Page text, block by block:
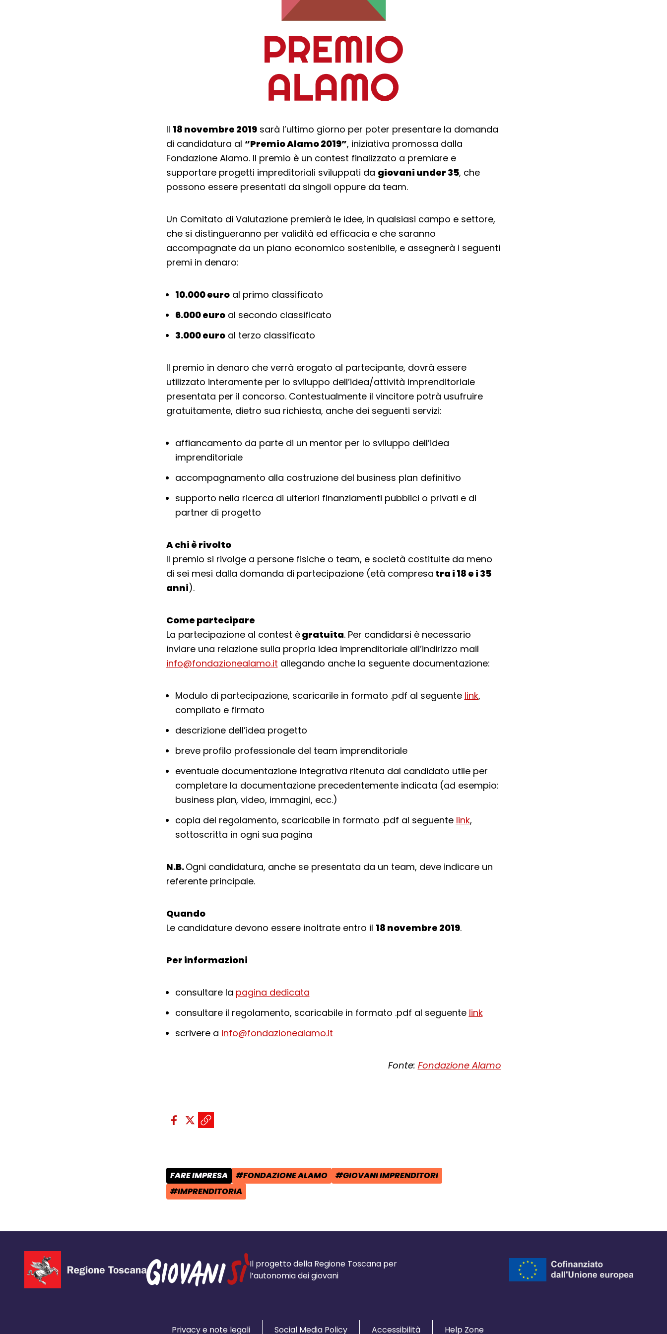
Il 18 novembre 2019sarà l’ultimo giorno per poter presentare la domanda
di candidatura al “Premio Alamo 2019”, iniziativa promossa dalla
Fondazione Alamo. Il premio è un contest finalizzato a premiare e
supportare progetti impreditoriali sviluppati da giovani under 35, che
possono essere presentati da singoli oppure da team.
Un Comitato di Valutazione premierà le idee, in qualsiasi campo e settore,
che si distingueranno per validità ed efficacia e che saranno
accompagnate da un piano economico sostenibile, e assegnerà i seguenti
premi in denaro:
10.000 euroal primo classificato
6.000 euroal secondo classificato
3.000 euroal terzo classificato
Il premio in denaro che verrà erogato al partecipante, dovrà essere
utilizzato interamente per lo sviluppo dell’idea/attività imprenditoriale
presentata per il concorso. Contestualmente il vincitore potrà usufruire
gratuitamente, dietro sua richiesta, anche dei seguenti servizi:
affiancamento da parte di un mentor per lo sviluppo dell’idea
imprenditoriale
accompagnamento alla costruzione del business plan definitivo
supporto nella ricerca di ulteriori finanziamenti pubblici o privati e di
partner di progetto
A chi è rivolto
Il premio si rivolge a persone fisiche o team, e società costituite da meno
di sei mesi dalla domanda di partecipazione (età compresa tra i 18 e i 35
anni).
Come partecipare
La partecipazione al contest ègratuita. Per candidarsi è necessario
inviare una relazione sulla propria idea imprenditoriale all’indirizzo mail
info@fondazionealamo.it allegando anche la seguente documentazione:
Modulo di partecipazione, scaricarile in formato .pdf al seguente link,
compilato e firmato
descrizione dell’idea progetto
breve profilo professionale del team imprenditoriale
eventuale documentazione integrativa ritenuta dal candidato utile per
completare la documentazione precedentemente indicata (ad esempio:
business plan, video, immagini, ecc.)
copia del regolamento, scaricabile in formato .pdf al seguente link,
sottoscritta in ogni sua pagina
N.B.Ogni candidatura, anche se presentata da un team, deve indicare un
referente principale.
Quando
Le candidature devono essere inoltrate entro il 18 novembre 2019.
Per informazioni
consultare la pagina dedicata
consultare il regolamento, scaricabile in formato .pdf al seguente link
scrivere a info@fondazionealamo.it
Fonte: Fondazione Alamo
Condividi sui social:
Condividi su Facebook - apre una nuova finestra del browser
Condividi su X - apre una nuova finestra del browser
Copia il link e condividi - apre una nuova finestra del browser
CATEGORIA POST:
FARE IMPRESA TAG:
#FONDAZIONE ALAMO TAG:
#GIOVANI IMPRENDITORI
TAG:
#IMPRENDITORIA
Il progetto della Regione Toscana per
l’autonomia dei giovani
Privacy e note legali Social Media Policy Accessibilità Help Zone